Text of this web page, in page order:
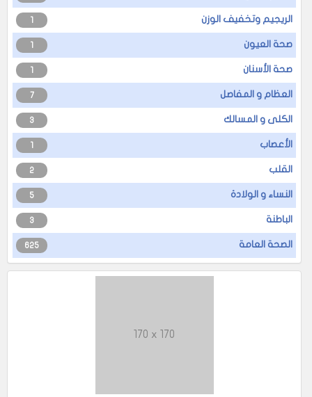
الريجيم وتخفيف الوزن 1
صحة العيون 1
صحة الأسنان 1
العظام و المفاصل 7
الكلى و المسالك 3
الأعصاب 1
القلب 2
النساء و الولادة 5
الباطنة 3
الصحة العامة 625
170 x 170